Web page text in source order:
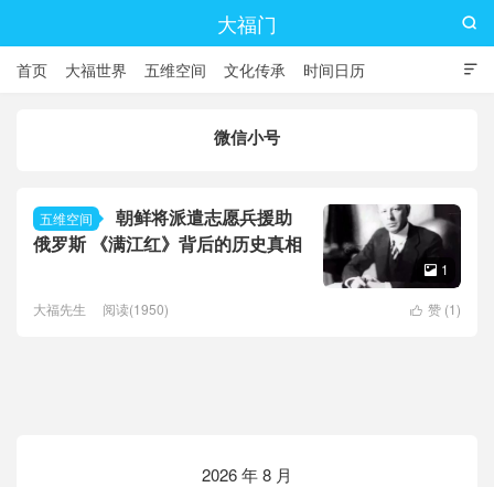
大福门

首页 大福世界 五维空间 文化传承 时间日历

微信小号
五维空间
朝鲜将派遣志愿兵援助
俄罗斯 《满江红》背后的历史真相
 1
 赞 (1)
大福先生 阅读(1950)
2026 年 8 月